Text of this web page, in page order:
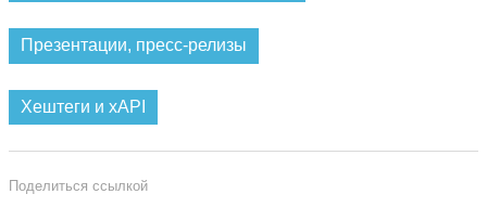
Презентации, пресс-релизы
Хештеги и xAPI
Поделиться ссылкой